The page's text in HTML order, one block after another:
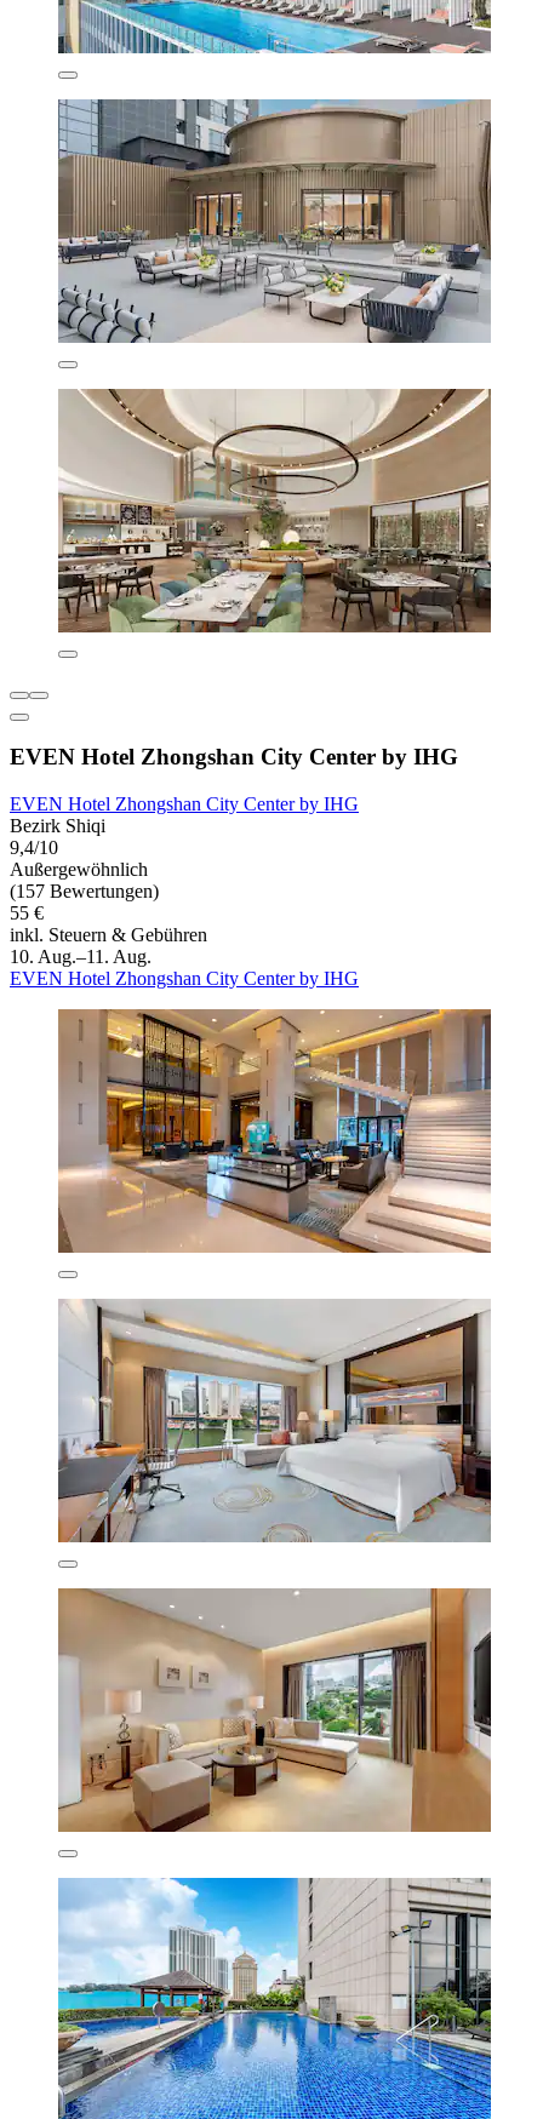
EVEN Hotel Zhongshan City Center by IHG
EVEN Hotel Zhongshan City Center by IHG
Bezirk Shiqi
9,4/10
Außergewöhnlich
(157 Bewertungen)
55 €
inkl. Steuern & Gebühren
10. Aug.–11. Aug.
EVEN Hotel Zhongshan City Center by IHG